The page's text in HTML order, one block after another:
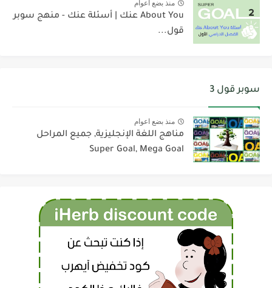
منذ بضع اعوام
About You عنك | أسئلة عنك - منهج سوبر
قول...
سوبر قول 3
منذ بضع اعوام
مناهج اللغة الإنجليزية, جميع المراحل
Super Goal, Mega Goal